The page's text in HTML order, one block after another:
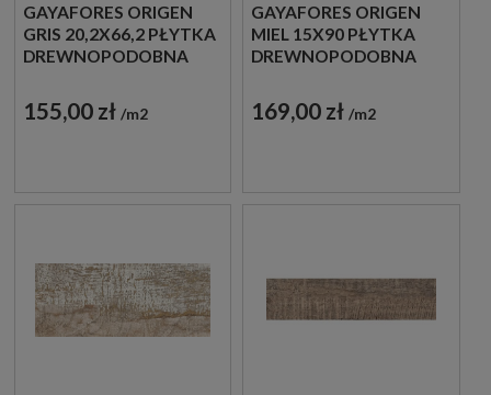
GAYAFORES ORIGEN
GRIS 20,2X66,2 PŁYTKA
DREWNOPODOBNA
155,00 zł m2
GAYAFORES ORIGEN
MIEL 15X90 PŁYTKA
DREWNOPODOBNA
169,00 zł m2